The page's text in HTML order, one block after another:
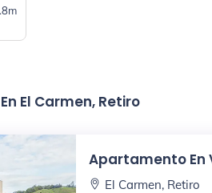
El Carmen, Retiro
Apartamento En
El Carmen, Retiro